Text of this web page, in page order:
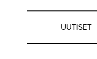
UUTISET